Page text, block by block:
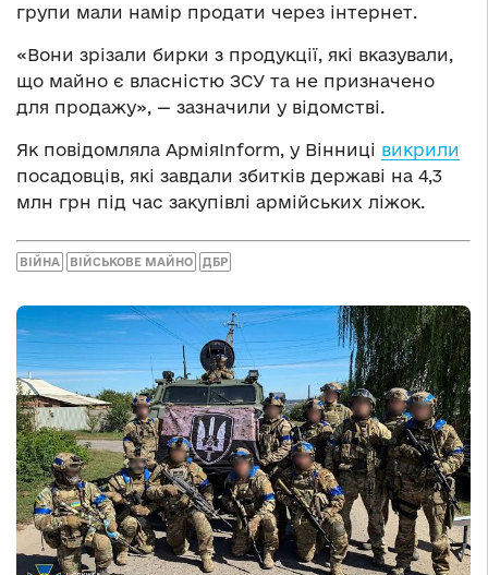
групи мали намір продати через інтернет.
«Вони зрізали бирки з продукції, які вказували,
що майно є власністю ЗСУ та не призначено
для продажу», — зазначили у відомстві.
Як повідомляла АрміяInform, у Вінниці викрили
посадовців, які завдали збитків державі на 4,3
млн грн під час закупівлі армійських ліжок.
ВІЙНА ВІЙСЬКОВЕ МАЙНО ДБР